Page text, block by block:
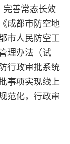
完善常态长效
成都市防空地
市人民防空工
理办法（试
行政审批系统
事项实现线上
范化，行政审